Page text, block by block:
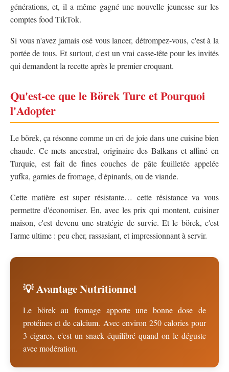
générations, et, il a même gagné une nouvelle jeunesse sur les
comptes food TikTok.
Si vous n'avez jamais osé vous lancer, détrompez-vous, c'est à la
portée de tous. Et surtout, c'est un vrai casse-tête pour les invités
qui demandent la recette après le premier croquant.
Qu'est-ce que le Börek Turc et Pourquoi
l'Adopter
Le börek, ça résonne comme un cri de joie dans une cuisine bien
chaude. Ce mets ancestral, originaire des Balkans et affiné en
Turquie, est fait de fines couches de pâte feuilletée appelée
yufka, garnies de fromage, d'épinards, ou de viande.
Cette matière est super résistante… cette résistance va vous
permettre d'économiser. En, avec les prix qui montent, cuisiner
maison, c'est devenu une stratégie de survie. Et le börek, c'est
l'arme ultime : peu cher, rassasiant, et impressionnant à servir.
💡 Avantage Nutritionnel
Le börek au fromage apporte une bonne dose de
protéines et de calcium. Avec environ 250 calories pour
3 cigares, c'est un snack équilibré quand on le déguste
avec modération.